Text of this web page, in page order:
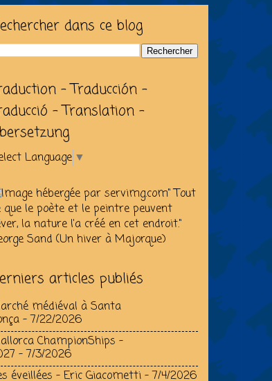
dans ce blog
- Traducción -
- Translation -
Language ▼
" Tout
que le poète et le peintre peuvent
la nature l'a créé en cet endroit."
Sand (Un hiver à Majorque)
articles publiés
médiéval à Santa
- 7/22/2026
ChampionShips –
- 7/3/2026
éveillées - Eric Giacometti - 7/4/2026